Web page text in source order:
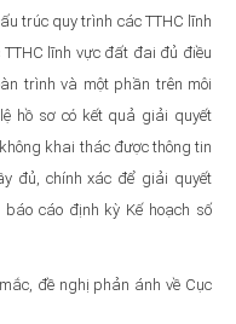
trúc quy trình các TTHC lĩnh
lĩnh vực đất đai đủ điều
trình và một phần trên môi
hồ sơ có kết quả giải quyết
khai thác được thông tin
đủ, chính xác để giải quyết
cáo định kỳ Kế hoạch số
đề nghị phản ánh về Cục